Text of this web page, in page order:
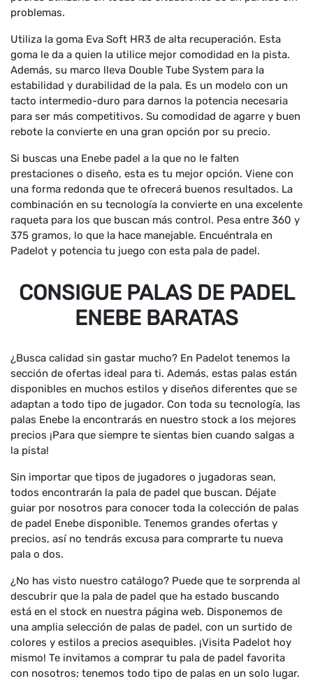
problemas.
Utiliza la goma Eva Soft HR3 de alta recuperación. Esta
goma le da a quien la utilice mejor comodidad en la pista.
Además, su marco lleva Double Tube System para la
estabilidad y durabilidad de la pala. Es un modelo con un
tacto intermedio-duro para darnos la potencia necesaria
para ser más competitivos. Su comodidad de agarre y buen
rebote la convierte en una gran opción por su precio.
Si buscas una Enebe padel a la que no le falten
prestaciones o diseño, esta es tu mejor opción. Viene con
una forma redonda que te ofrecerá buenos resultados. La
combinación en su tecnología la convierte en una excelente
raqueta para los que buscan más control. Pesa entre 360 y
375 gramos, lo que la hace manejable. Encuéntrala en
Padelot y potencia tu juego con esta pala de padel.
CONSIGUE PALAS DE PADEL
ENEBE BARATAS
¿Busca calidad sin gastar mucho? En Padelot tenemos la
sección de ofertas ideal para ti. Además, estas palas están
disponibles en muchos estilos y diseños diferentes que se
adaptan a todo tipo de jugador. Con toda su tecnología, las
palas Enebe la encontrarás en nuestro stock a los mejores
precios ¡Para que siempre te sientas bien cuando salgas a
la pista!
Sin importar que tipos de jugadores o jugadoras sean,
todos encontrarán la pala de padel que buscan. Déjate
guiar por nosotros para conocer toda la colección de palas
de padel Enebe disponible. Tenemos grandes ofertas y
precios, así no tendrás excusa para comprarte tu nueva
pala o dos.
¿No has visto nuestro catálogo? Puede que te sorprenda al
descubrir que la pala de padel que ha estado buscando
está en el stock en nuestra página web. Disponemos de
una amplia selección de palas de padel, con un surtido de
colores y estilos a precios asequibles. ¡Visita Padelot hoy
mismo! Te invitamos a comprar tu pala de padel favorita
con nosotros; tenemos todo tipo de palas en un solo lugar.